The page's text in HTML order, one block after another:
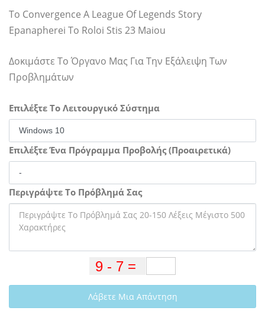
To Convergence A League Of Legends Story
Epanapherei To Roloi Stis 23 Maiou
Δοκιμάστε Το Όργανο Μας Για Την Εξάλειψη Των
Προβλημάτων
Επιλέξτε Το Λειτουργικό Σύστημα
Επιλέξτε Ένα Πρόγραμμα Προβολής (Προαιρετικά)
Περιγράψτε Το Πρόβλημά Σας
Λάβετε Μια Απάντηση